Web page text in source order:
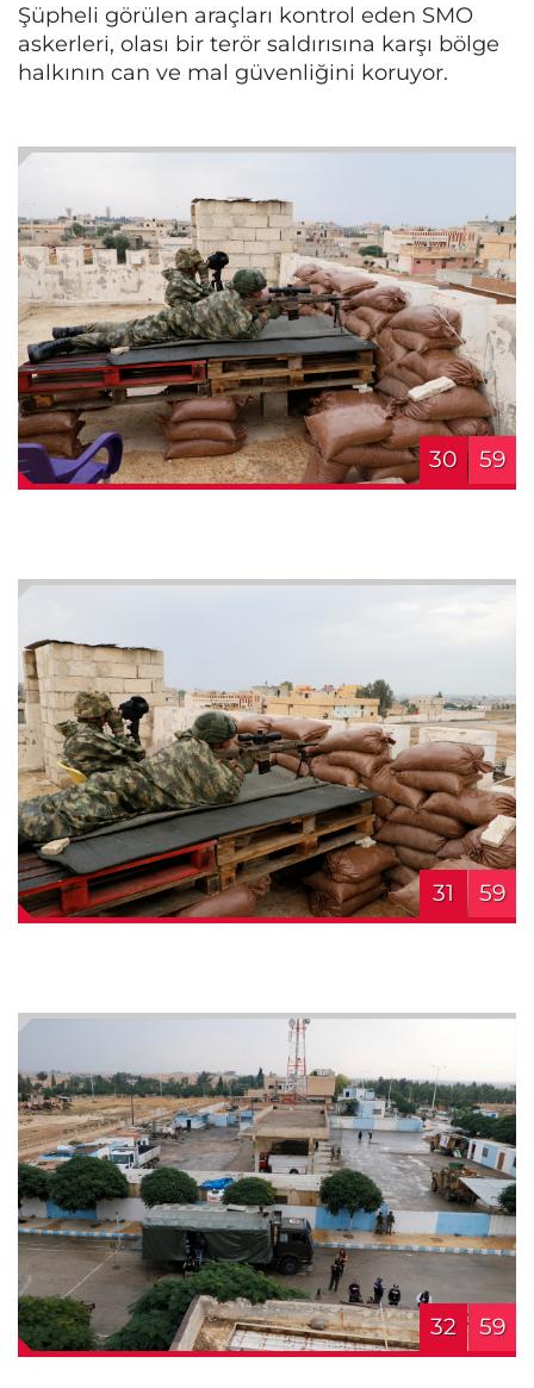
Şüpheli görülen araçları kontrol eden SMO
askerleri, olası bir terör saldırısına karşı bölge
halkının can ve mal güvenliğini koruyor.
30 59
31 59
32 59